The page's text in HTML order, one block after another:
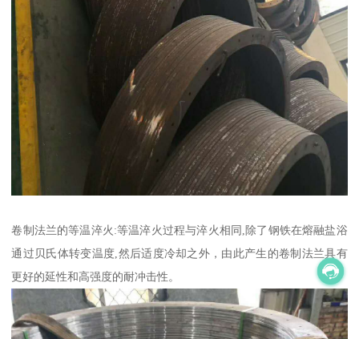
卷制法兰的等温淬火:等温淬火过程与淬火相同,除了钢铁在熔融盐浴
通过贝氏体转变温度,然后适度冷却之外，由此产生的卷制法兰具有
更好的延性和高强度的耐冲击性。